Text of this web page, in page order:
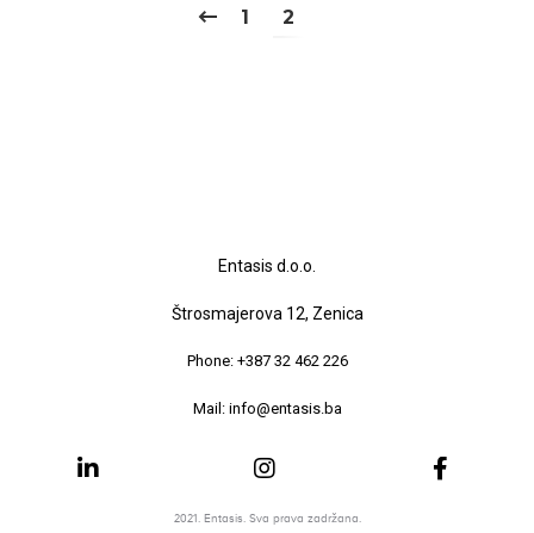
1 2
Entasis d.o.o.
Štrosmajerova 12, Zenica
Phone: +387 32 462 226
Mail: info@entasis.ba
2021. Entasis. Sva prava zadržana.